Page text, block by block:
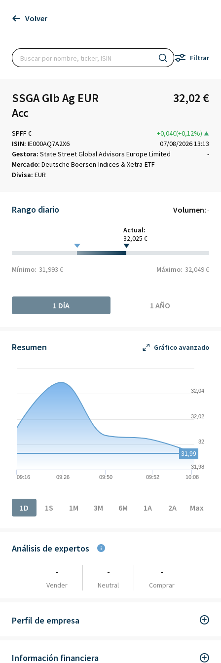
Volver
Filtrar
SSGA Glb Ag EUR
Acc
32,02 €
SPFF €
+0,04€(+0,12%)
ISIN: IE000AQ7A2X6
07/08/2026 13:13
Gestora: State Street Global Advisors Europe Limited
-
Mercado: Deutsche Boersen-Indices & Xetra-ETF
Divisa: EUR
Rango diario Volumen:-
Actual:
32,025 €
Mínimo: 31,993 € Máximo: 32,049 €
1 DÍA 1 AÑO
Resumen Gráfico avanzado
Chart
Chart with 5 data points.
The chart has 1 X axis displaying Time. Data ranges from
The chart has 1 Y axis displaying values. Data ranges from
09:16 09:26 09:50 09:52 10:08
31,98
32
32,02
32,04
31,99
1D
1S 1M 3M 6M 1A 2A Max
Análisis de expertos
-
Vender
-
Neutral
-
Comprar
Perfil de empresa
Información financiera